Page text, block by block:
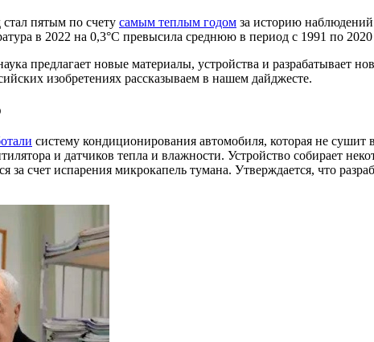
пятым по счету самым теплым годом за историю
в 2022 на 0,3°C превысила среднюю в период с 1991 по
предлагает новые материалы, устройства и разрабатывает
изобретениях рассказываем в нашем дайджесте.
систему кондиционирования автомобиля, которая не сушит
и датчиков тепла и влажности. Устройство собирает
счет испарения микрокапель тумана. Утверждается, что